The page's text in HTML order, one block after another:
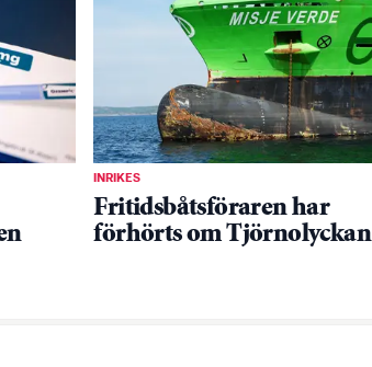
INRIKES
Fritidsbåtsföraren har
förhörts om Tjörnolyckan